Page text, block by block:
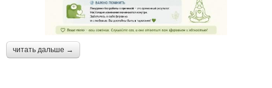
читать дальше →